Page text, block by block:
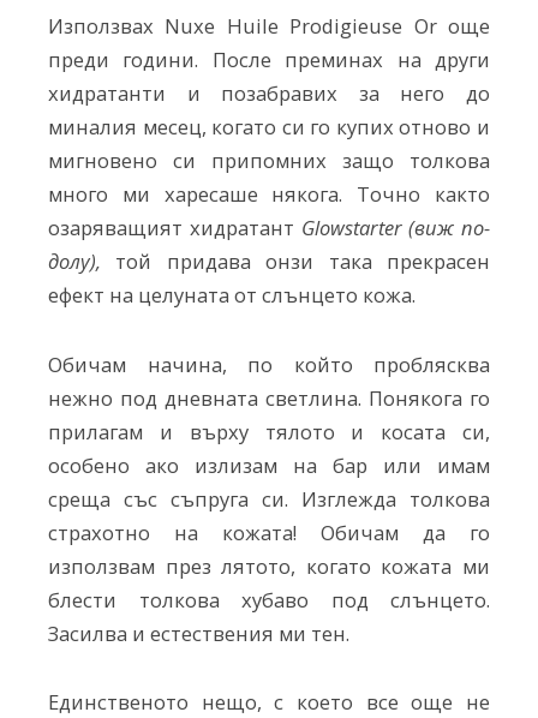
Използвах Nuxe Huile Prodigieuse Or още
преди години. После преминах на други
хидратанти и позабравих за него до
миналия месец, когато си го купих отново и
мигновено си припомних защо толкова
много ми харесаше някога. Точно както
озаряващият хидратант Glowstarter (виж по-
долу), той придава онзи така прекрасен
ефект на целуната от слънцето кожа.
Обичам начина, по който проблясква
нежно под дневната светлина. Понякога го
прилагам и върху тялото и косата си,
особено ако излизам на бар или имам
среща със съпруга си. Изглежда толкова
страхотно на кожата! Обичам да го
използвам през лятото, когато кожата ми
блести толкова хубаво под слънцето.
Засилва и естествения ми тен.
Единственото нещо, с което все още не